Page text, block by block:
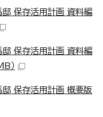
邸 保存活用計画 資料編
邸 保存活用計画 資料編
）
邸 保存活用計画 概要版